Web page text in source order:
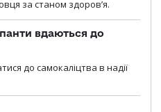
за станом здоров’я.
вдаються до
до самокаліцтва в надії